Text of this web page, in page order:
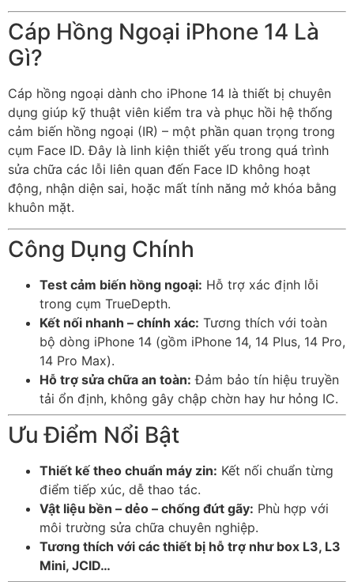
Cáp Hồng Ngoại iPhone 14 Là
Gì?
Cáp hồng ngoại dành cho iPhone 14 là thiết bị chuyên
dụng giúp kỹ thuật viên kiểm tra và phục hồi hệ thống
cảm biến hồng ngoại (IR) – một phần quan trọng trong
cụm Face ID. Đây là linh kiện thiết yếu trong quá trình
sửa chữa các lỗi liên quan đến Face ID không hoạt
động, nhận diện sai, hoặc mất tính năng mở khóa bằng
khuôn mặt.
Công Dụng Chính
Test cảm biến hồng ngoại: Hỗ trợ xác định lỗi
trong cụm TrueDepth.
Kết nối nhanh – chính xác: Tương thích với toàn
bộ dòng iPhone 14 (gồm iPhone 14, 14 Plus, 14 Pro,
14 Pro Max).
Hỗ trợ sửa chữa an toàn: Đảm bảo tín hiệu truyền
tải ổn định, không gây chập chờn hay hư hỏng IC.
Ưu Điểm Nổi Bật
Thiết kế theo chuẩn máy zin: Kết nối chuẩn từng
điểm tiếp xúc, dễ thao tác.
Vật liệu bền – dẻo – chống đứt gãy: Phù hợp với
môi trường sửa chữa chuyên nghiệp.
Tương thích với các thiết bị hỗ trợ như box L3, L3
Mini, JCID…